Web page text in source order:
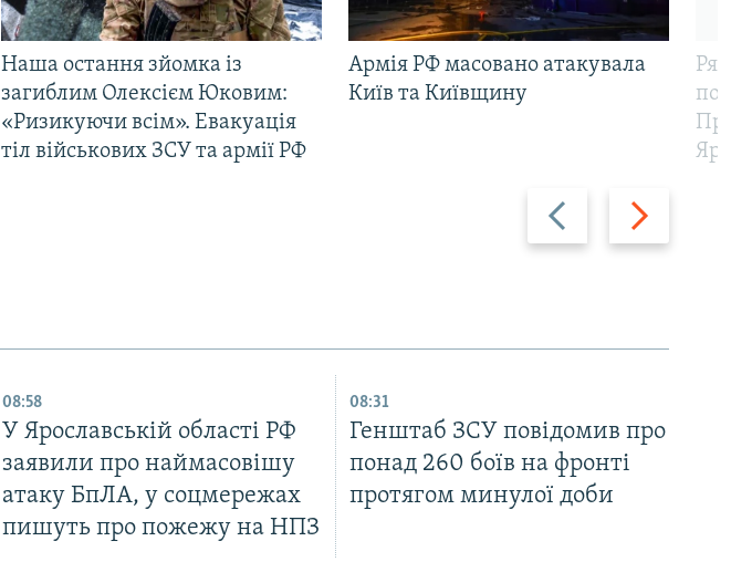
Назад Вперед
Наша остання зйомка із
загиблим Олексієм Юковим:
«Ризикуючи всім». Евакуація
тіл військових ЗСУ та армії РФ
Армія РФ масовано атакувала
Київ та Київщину
08:58
У Ярославській області РФ
заявили про наймасовішу
атаку БпЛА, у соцмережах
пишуть про пожежу на НПЗ
08:31
Генштаб ЗСУ повідомив про
понад 260 боїв на фронті
протягом минулої доби